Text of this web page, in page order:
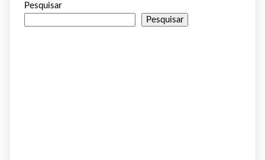
Pesquisar
Pesquisar